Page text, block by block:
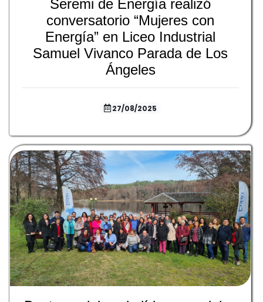
Seremi de Energía realizó
conversatorio “Mujeres con
Energía” en Liceo Industrial
Samuel Vivanco Parada de Los
Ángeles
27/08/2025